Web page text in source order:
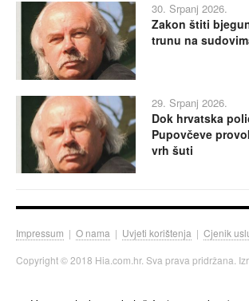
30. Srpanj 2026.
Zakon štiti
trunu na
29. Srpanj 2026.
Dok hrvatska
Pupovčeve
vrh šuti
Impressum | O nama | Uvjeti korištenja | Cjenik
Copyright © 2018 Hia.com.hr. Sva prava pridržana.